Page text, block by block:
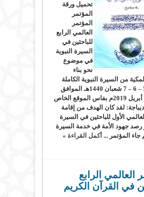
تحميل ورقة
المؤتمر
المؤتمر
العالمي الرابع
للباحثين في
السيرة النبوية
في موضوع
نحو بناء
من السيرة النبوية الكاملة
الشاملة 5 – 6 – 7 شعبان 1440هـ الموافق
11-12-13 أبريل 2019م بفاس الموقع الخاص
لقد كان الهدف من إقامة
الأول للباحثين في السيرة
رصد جهود الأمة في خدمة السيرة
جاء المؤتمر ... أكمل القراءة »
العالمي الرابع
في القرآن الكريم